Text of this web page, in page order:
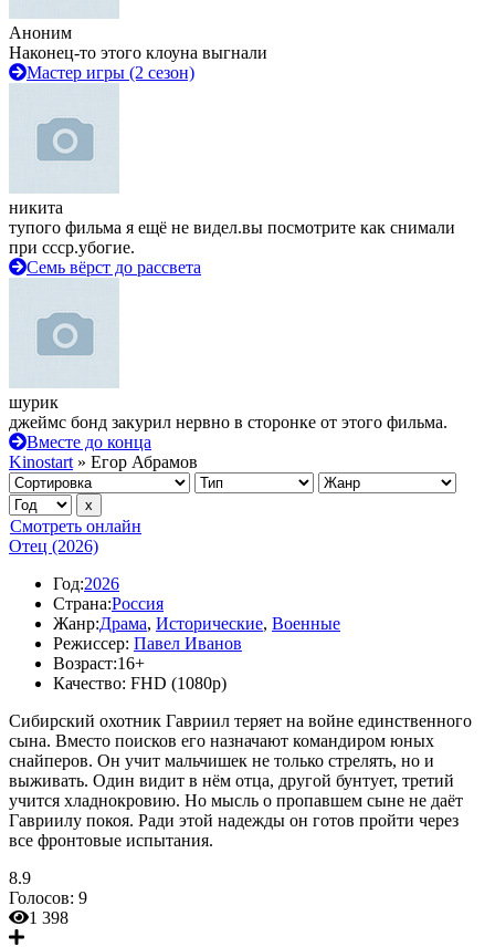
Аноним
Наконец-то этого клоуна выгнали
Мастер игры (2 сезон)
никита
тупого фильма я ещё не видел.вы посмотрите как снимали
при ссср.убогие.
Семь вёрст до рассвета
шурик
джеймс бонд закурил нервно в сторонке от этого фильма.
Вместе до конца
Kinostart » Егор Абрамов
Смотреть онлайн
Отец (2026)
Год:2026
Страна:Россия
Жанр:Драма, Исторические, Военные
Режиссер: Павел Иванов
Возраст:16+
Качество: FHD (1080p)
Сибирский охотник Гавриил теряет на войне единственного
сына. Вместо поисков его назначают командиром юных
снайперов. Он учит мальчишек не только стрелять, но и
выживать. Один видит в нём отца, другой бунтует, третий
учится хладнокровию. Но мысль о пропавшем сыне не даёт
Гавриилу покоя. Ради этой надежды он готов пройти через
все фронтовые испытания.
8.9
Голосов: 9
1 398